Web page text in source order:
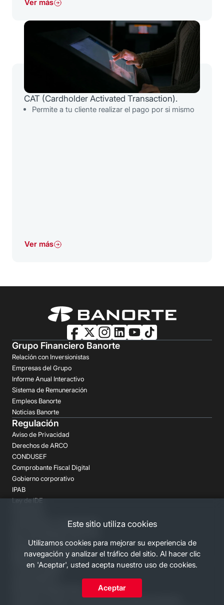
Este sitio utiliza cookies
Utilizamos cookies para mejorar su experiencia de
navegación y analizar el tráfico del sitio. Al hacer clic
en 'Aceptar', usted acepta nuestro uso de cookies.
Aceptar
Ver más
CAT (Cardholder Activated Transaction).
Permite a tu cliente realizar el pago por si mismo
Ver más
Grupo Financiero Banorte
Relación con Inversionistas
Empresas del Grupo
Informe Anual Interactivo
Sistema de Remuneración
Empleos Banorte
Noticias Banorte
Regulación
Aviso de Privacidad
Derechos de ARCO
CONDUSEF
Comprobante Fiscal Digital
Gobierno corporativo
IPAB
Ley de IDE
Aclaraciones y reclamaciones
Despachos de Cobranza
Regulación FATCA-CRS
Términos Legales
Consulta los costos y las comisiones de nuestros productos